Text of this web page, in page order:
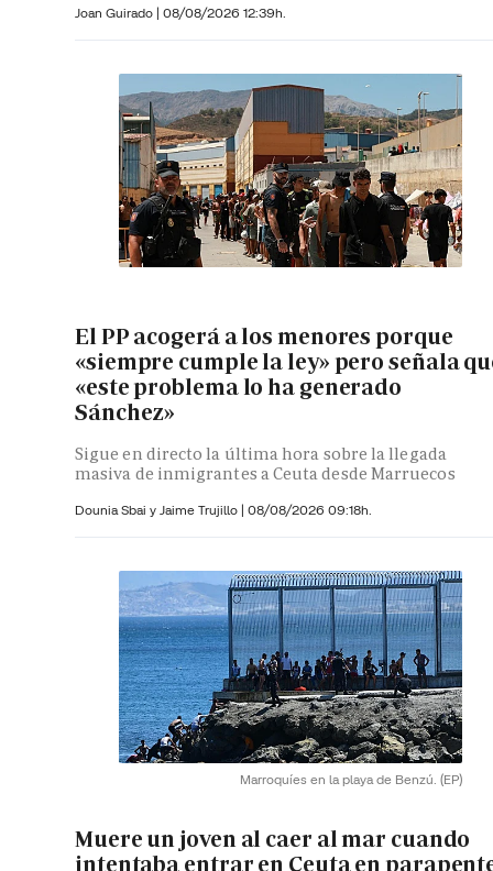
Joan Guirado | 08/08/2026 12:39h.
El PP acogerá a los menores porque
«siempre cumple la ley» pero señala
«este problema lo ha generado
Sánchez»
Sigue en directo la última hora sobre la llegada
masiva de inmigrantes a Ceuta desde Marruecos
Dounia Sbai y Jaime Trujillo | 08/08/2026 09:18h.
Marroquíes en la playa de Benzú. (EP)
Muere un joven al caer al mar cuando
intentaba entrar en Ceuta en